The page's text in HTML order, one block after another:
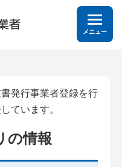
メニュー
発行事業者登録を行
ています。
の情報